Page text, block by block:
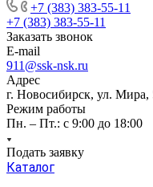
+7 (383) 383-55-11
+7 (383) 383-55-11
Заказать звонок
E-mail
911@ssk-nsk.ru
Адрес
г. Новосибирск, ул. Мира,
Режим работы
Пн. – Пт.: с 9:00 до 18:00
Подать заявку
Каталог